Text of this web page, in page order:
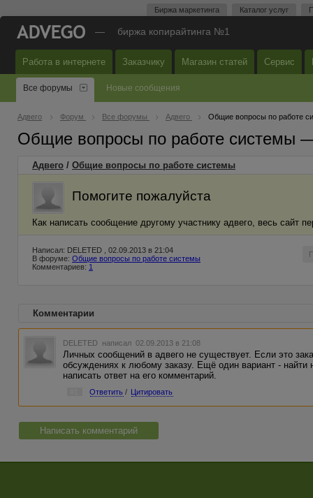
Биржа маркетинга Каталог услуг
— биржа копирайтинга №1
Работа в интернете Заказчику Магазин статей Сервис
Все форумы Новые сообщения
Адвего Форум Все форумы Адвего Общие вопросы по работе
Общие вопросы по работе системы
Адвего / Общие вопросы по работе системы
Помогите пожалуйста
Как написать сообщение другому участнику адвего, весь сайт
Написал: DELETED , 02.09.2013 в 21:04
В форуме: Общие вопросы по работе системы
Комментариев: 1
Комментарии
DELETED написал 02.09.2013 в 21:08
Личных сообщений в адвего не существует. Если это
обсуждениях к любому заказу. Ещё один вариант -
написать ответ на его комментарий.
Ответить / Цитировать
Написать комментарий